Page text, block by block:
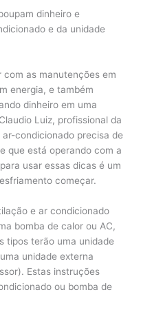
dinheiro e
e da unidade
as manutenções em
energia, e também
dinheiro em uma
Luiz, profissional da
ar-condicionado precisa de
que está operando com a
usar essas dicas é um
começar.
e ar condicionado
bomba de calor ou AC,
tipos terão uma unidade
unidade externa
Estas instruções
ou bomba de